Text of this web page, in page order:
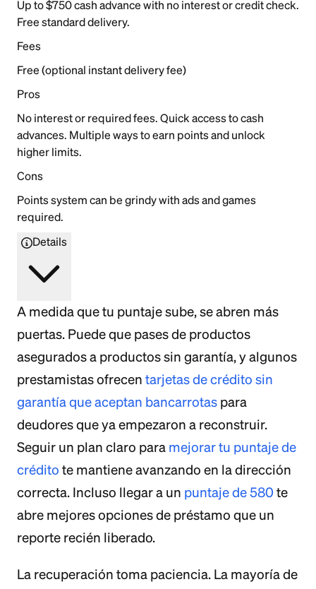
Up to $750 cash advance with no interest or credit check.
Free standard delivery.
Fees
Free (optional instant delivery fee)
Pros
No interest or required fees. Quick access to cash
advances. Multiple ways to earn points and unlock
higher limits.
Cons
Points system can be grindy with ads and games
required.
Details
A medida que tu puntaje sube, se abren más
puertas. Puede que pases de productos
asegurados a productos sin garantía, y algunos
prestamistas ofrecen tarjetas de crédito sin
garantía que aceptan bancarrotas para
deudores que ya empezaron a reconstruir.
Seguir un plan claro para mejorar tu puntaje de
crédito te mantiene avanzando en la dirección
correcta. Incluso llegar a un puntaje de 580 te
abre mejores opciones de préstamo que un
reporte recién liberado.
La recuperación toma paciencia. La mayoría de